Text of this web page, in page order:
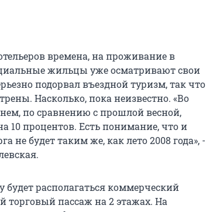
времена, на проживание в
жильцы уже осматривают свои
подорвал въездной туризм, так что
Насколько, пока неизвестно. «Во
по сравнению с прошлой весной,
10 процентов. Есть понимание, что и
не будет таким же, как лето 2008 года», -
располагаться коммерческий
пассаж на 2 этажах. На